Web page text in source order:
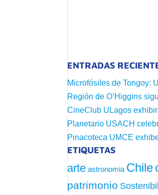
ENTRADAS
Microfósiles de Tongoy:
Región de O’Higgins
CineClub ULagos
Planetario USACH
Pinacoteca UMCE
ETIQUETAS
arte astronomia Chile
patrimonio